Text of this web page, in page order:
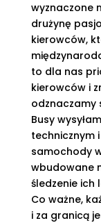
wyznaczone
drużynę
kierowców,
to dla nas
kierowców i
odznaczamy
Busy
technicznym
samochody
wbudowane
śledzenie ich
Co ważne,
i za granicą